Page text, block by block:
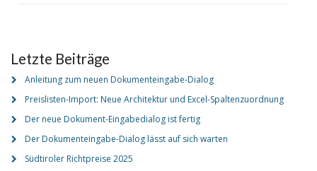
Letzte Beiträge
Anleitung zum neuen Dokumenteingabe-Dialog
Preislisten-Import: Neue Architektur und Excel-Spaltenzuordnung
Der neue Dokument-Eingabedialog ist fertig
Der Dokumenteingabe-Dialog lässt auf sich warten
Südtiroler Richtpreise 2025